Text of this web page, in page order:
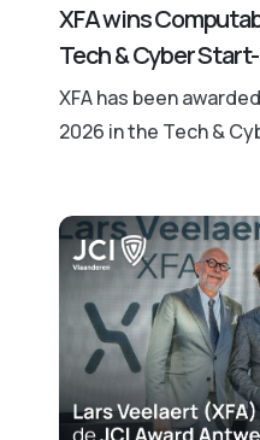
XFA wins
Tech & Cyber
XFA has been
2026 in the Tech &
and compliance of
compromising